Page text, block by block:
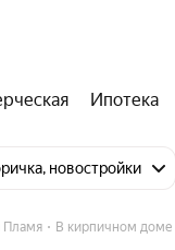
Ипотека
новостройки
Пламя В кирпичном доме